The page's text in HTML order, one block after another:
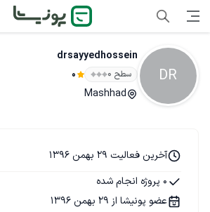
DR
drsayyedhossein
سطح ۰ 0
Mashhad
آخرین فعالیت 29 بهمن 1396
0 پروژه انجام شده
عضو پونیشا از 29 بهمن 1396